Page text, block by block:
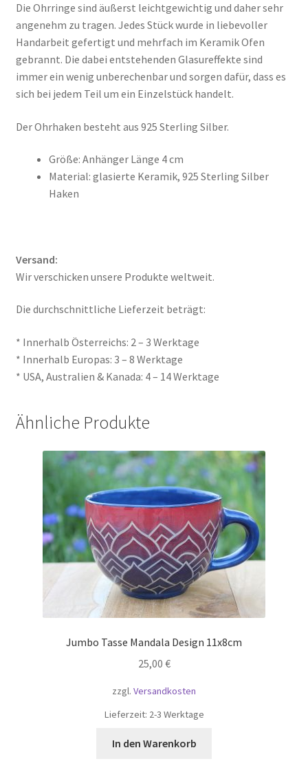
Die Ohrringe sind äußerst leichtgewichtig und daher sehr
angenehm zu tragen. Jedes Stück wurde in liebevoller
Handarbeit gefertigt und mehrfach im Keramik Ofen
gebrannt. Die dabei entstehenden Glasureffekte sind
immer ein wenig unberechenbar und sorgen dafür, dass es
sich bei jedem Teil um ein Einzelstück handelt.
Der Ohrhaken besteht aus 925 Sterling Silber.
Größe: Anhänger Länge 4 cm
Material: glasierte Keramik, 925 Sterling Silber
Haken
Versand:
Wir verschicken unsere Produkte weltweit.
Die durchschnittliche Lieferzeit beträgt:
* Innerhalb Österreichs: 2 – 3 Werktage
* Innerhalb Europas: 3 – 8 Werktage
* USA, Australien & Kanada: 4 – 14 Werktage
Ähnliche Produkte
Jumbo Tasse Mandala Design 11x8cm
25,00 €
zzgl. Versandkosten
Lieferzeit: 2-3 Werktage
In den Warenkorb